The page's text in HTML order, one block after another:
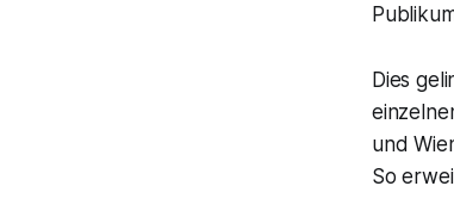
Dies
und
So